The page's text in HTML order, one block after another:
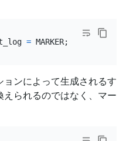
=
ョンによって生成されるす
られるのではなく、マー